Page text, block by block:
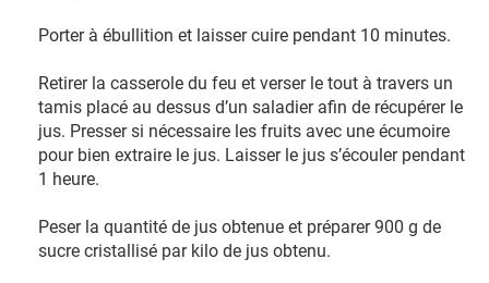
Porter à ébullition et laisser cuire pendant 10 minutes.
Retirer la casserole du feu et verser le tout à travers un
tamis placé au dessus d’un saladier afin de récupérer le
jus. Presser si nécessaire les fruits avec une écumoire
pour bien extraire le jus. Laisser le jus s’écouler pendant
1 heure.
Peser la quantité de jus obtenue et préparer 900 g de
sucre cristallisé par kilo de jus obtenu.